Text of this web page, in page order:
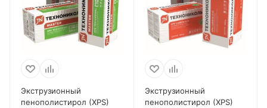
Экструзионный
пенополистирол (XPS)
Экструзионный
пенополистирол (XPS)